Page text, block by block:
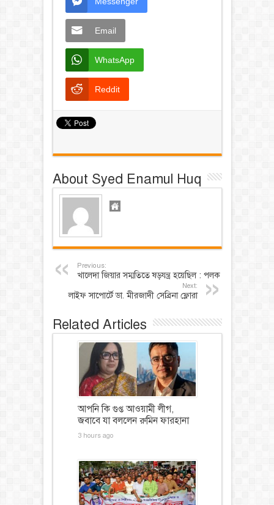
Email
WhatsApp
Reddit
About Syed Enamul Huq
Previous:
খালেদা জিয়ার সম্মতিতে ষড়যন্ত্র হয়েছিল : পলক
Next:
লাইফ সাপোর্টে ডা. মীরজাদী সেব্রিনা ফ্লোরা
Related Articles
আপনি কি গুপ্ত আওয়ামী লীগ,
জবাবে যা বললেন রুমিন ফারহানা
3 hours ago